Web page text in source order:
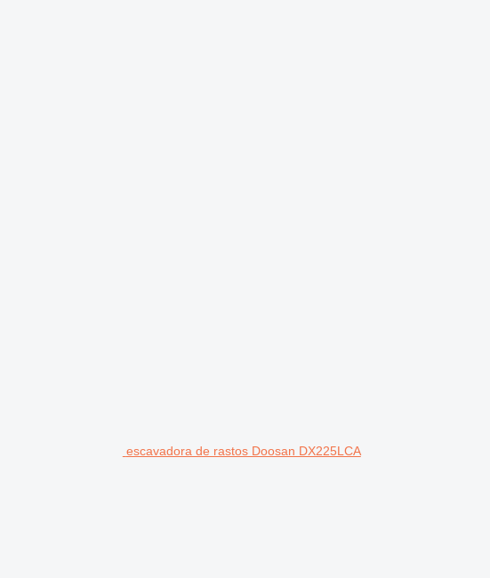
escavadora de rastos Doosan DX225LCA